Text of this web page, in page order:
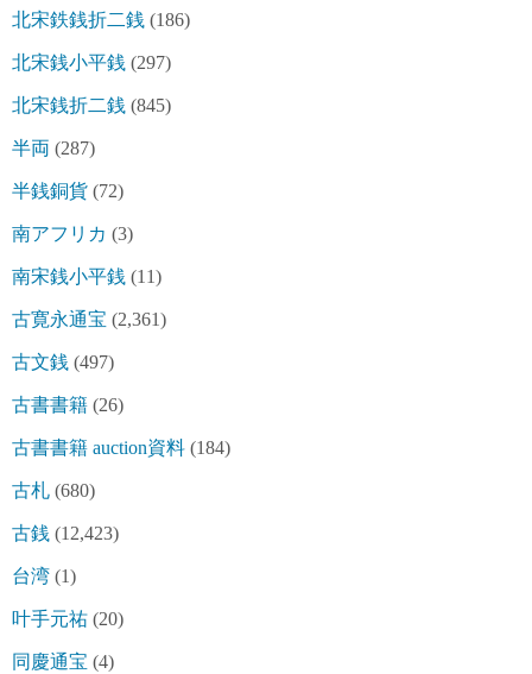
北宋鉄銭折二銭 (186)
北宋銭小平銭 (297)
北宋銭折二銭 (845)
半両 (287)
半銭銅貨 (72)
南アフリカ (3)
南宋銭小平銭 (11)
古寛永通宝 (2,361)
古文銭 (497)
古書書籍 (26)
古書書籍 auction資料 (184)
古札 (680)
古銭 (12,423)
台湾 (1)
叶手元祐 (20)
同慶通宝 (4)